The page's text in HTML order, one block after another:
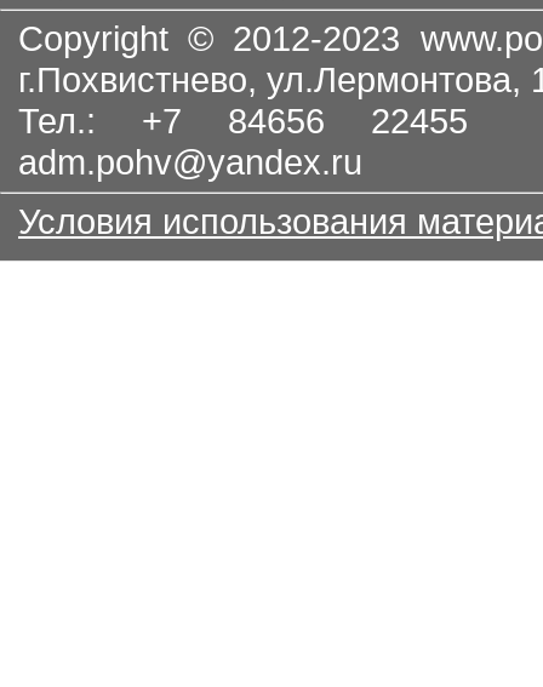
Copyright © 2012-2023
г.Похвистнево, ул.Лермонтова,
Тел.: +7 84656
adm.pohv@yandex.ru
Условия использования